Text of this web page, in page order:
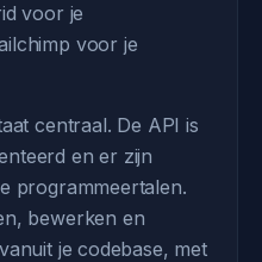
voor je
voor je
centraal. De API is
en er zijn
programmeertalen.
bewerken en
je codebase, met